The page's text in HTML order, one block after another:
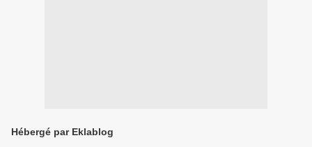
Hébergé par Eklablog